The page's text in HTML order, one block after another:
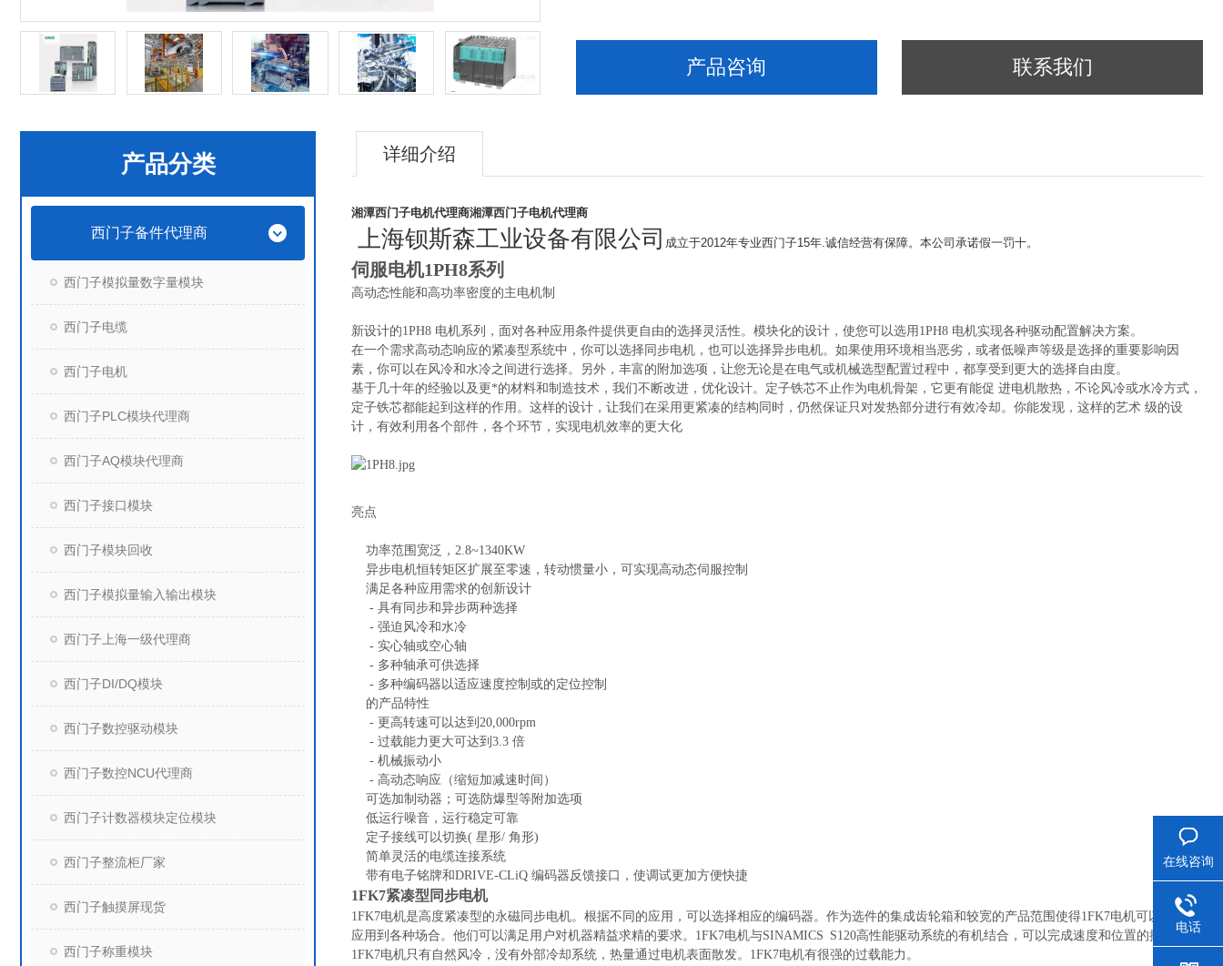
产品咨询 联系我们
产品分类
西门子备件代理商
西门子模拟量数字量模块
西门子电缆
西门子电机
西门子PLC模块代理商
西门子AQ模块代理商
西门子接口模块
西门子模块回收
西门子模拟量输入输出模块
西门子上海一级代理商
西门子DI/DQ模块
西门子数控驱动模块
西门子数控NCU代理商
西门子计数器模块定位模块
西门子整流柜厂家
西门子触摸屏现货
西门子称重模块
详细介绍
湘潭西门子电机代理商湘潭西门子电机代理商
上海钡斯森工业设备有限公司 成立于2012年专业西门子15年.诚信经营有保障。本公司承诺假一罚十。
伺服电机1PH8系列
高动态性能和高功率密度的主电机制
新设计的1PH8 电机系列，面对各种应用条件提供更自由的选择灵活性。模块化的设计，使您可以选用1PH8 电机实现各种驱动配置解决方案。
在一个需求高动态响应的紧凑型系统中，你可以选择同步电机，也可以选择异步电机。如果使用环境相当恶劣，或者低噪声等级是选择的重要影响因
素，你可以在风冷和水冷之间进行选择。另外，丰富的附加选项，让您无论是在电气或机械选型配置过程中，都享受到更大的选择自由度。
基于几十年的经验以及更*的材料和制造技术，我们不断改进，优化设计。定子铁芯不止作为电机骨架，它更有能促 进电机散热，不论风冷或水冷方式，
定子铁芯都能起到这样的作用。这样的设计，让我们在采用更紧凑的结构同时，仍然保证只对发热部分进行有效冷却。你能发现，这样的艺术 级的设
计，有效利用各个部件，各个环节，实现电机效率的更大化
亮点
功率范围宽泛，2.8~1340KW
异步电机恒转矩区扩展至零速，转动惯量小，可实现高动态伺服控制
满足各种应用需求的创新设计
- 具有同步和异步两种选择
- 强迫风冷和水冷
- 实心轴或空心轴
- 多种轴承可供选择
- 多种编码器以适应速度控制或的定位控制
的产品特性
- 更高转速可以达到20,000rpm
- 过载能力更大可达到3.3 倍
- 机械振动小
- 高动态响应（缩短加减速时间）
可选加制动器；可选防爆型等附加选项
低运行噪音，运行稳定可靠
定子接线可以切换( 星形/ 角形)
简单灵活的电缆连接系统
带有电子铭牌和DRIVE-CLiQ 编码器反馈接口，使调试更加方便快捷
1FK7紧凑型同步电机
1FK7电机是高度紧凑型的永磁同步电机。根据不同的应用，可以选择相应的编码器。作为选件的集成齿轮箱和较宽的产品范围使得1FK7电机可以方便地
应用到各种场合。他们可以满足用户对机器精益求精的要求。1FK7电机与SINAMICS S120高性能驱动系统的有机结合，可以完成速度和位置的控制。
1FK7电机只有自然风冷，没有外部冷却系统，热量通过电机表面散发。1FK7电机有很强的过载能力。
在线咨询
电话